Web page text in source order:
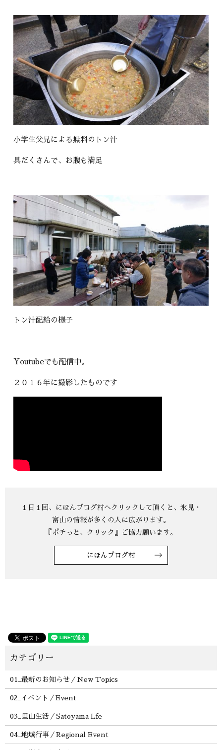
小学生父兄による無料のトン汁
具だくさんで、お腹も満足
トン汁配給の様子
Youtubeでも配信中。
２０１６年に撮影したものです
にほんブログ村
01_最新のお知らせ／New Topics
02_イベント／Event
03_里山生活／Satoyama Lfe
04_地域行事／Regional Event